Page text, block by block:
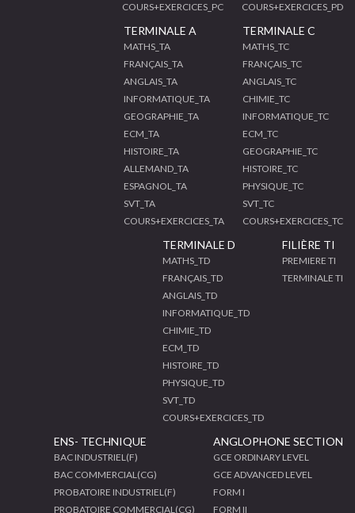
COURS+EXERCICES_PC
COURS+EXERCICES_PD
TERMINALE A
MATHS_TA
FRANÇAIS_TA
ANGLAIS_TA
INFORMATIQUE_TA
GEOGRAPHIE_TA
ECM_TA
HISTOIRE_TA
ALLEMAND_TA
ESPAGNOL_TA
SVT_TA
COURS+EXERCICES_TA
TERMINALE C
MATHS_TC
FRANÇAIS_TC
ANGLAIS_TC
CHIMIE_TC
INFORMATIQUE_TC
ECM_TC
GEOGRAPHIE_TC
HISTOIRE_TC
PHYSIQUE_TC
SVT_TC
COURS+EXERCICES_TC
TERMINALE D
MATHS_TD
FRANÇAIS_TD
ANGLAIS_TD
INFORMATIQUE_TD
CHIMIE_TD
ECM_TD
HISTOIRE_TD
PHYSIQUE_TD
SVT_TD
COURS+EXERCICES_TD
FILIÈRE TI
PREMIERE TI
TERMINALE TI
ENS- TECHNIQUE
BAC INDUSTRIEL(F)
BAC COMMERCIAL(CG)
PROBATOIRE INDUSTRIEL(F)
PROBATOIRE COMMERCIAL(CG)
ANGLOPHONE SECTION
GCE ORDINARY LEVEL
GCE ADVANCED LEVEL
FORM I
FORM II